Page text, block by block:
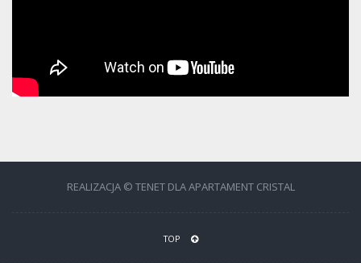
REALIZACJA © TENET DLA APARTAMENT CRISTAL
TOP